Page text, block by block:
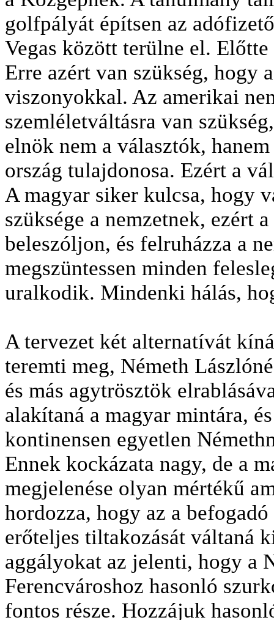
golfpályát építsen az
Vegas között terülne el.
Erre azért van szükség, hogy
viszonyokkal. Az amerikai
szemléletváltásra van
elnök nem a választók,
ország tulajdonosa. Ezért a
A magyar siker kulcsa, hogy
szüksége a nemzetnek, ezért
beleszóljon, és felruházza a
megszüntessen minden
uralkodik. Mindenki hálás,
A tervezet két alternatívát
teremti meg, Németh
és más agytrösztök
alakítaná a magyar mintára,
kontinensen egyetlen
Ennek kockázata nagy, de a
megjelenése olyan mértékű
hordozza, hogy az a
erőteljes tiltakozását váltaná
aggályokat az jelenti, hogy a
Ferencvároshoz hasonló
fontos része. Hozzájuk